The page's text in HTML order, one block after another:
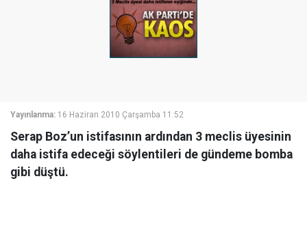
Yayınlanma: 16 Haziran 2010 Çarşamba 11:52
Serap Boz’un istifasının ardından 3 meclis üyesinin
daha istifa edeceği söylentileri de gündeme bomba
gibi düştü.